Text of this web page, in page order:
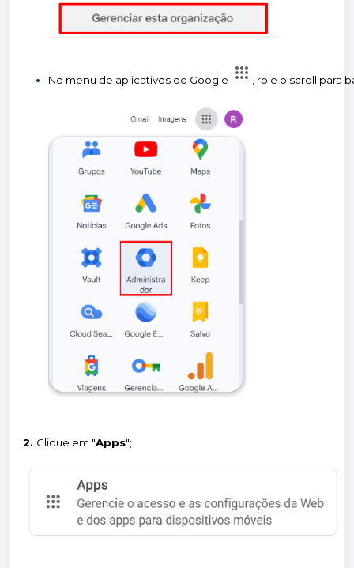
No menu de aplicativos do Google , role o scroll para
2. Clique em "Apps";